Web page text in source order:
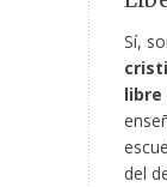
Sí,
libre
del